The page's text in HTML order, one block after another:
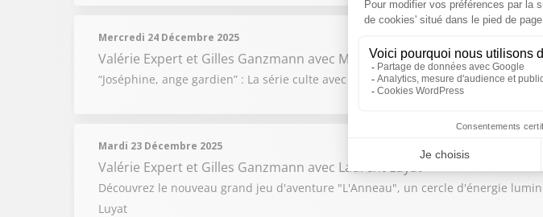
Mercredi 24 Décembre 2025
Valérie Expert et Gilles Ganzmann avec Mimie Mathy
“Joséphine, ange gardien” : La série culte avec Mimie Mathy de retour en inédit
Mardi 23 Décembre 2025
Valérie Expert et Gilles Ganzmann avec Laurent Luyat
Découvrez le nouveau grand jeu d'aventure "L'Anneau", un cercle d'énergie
Luyat